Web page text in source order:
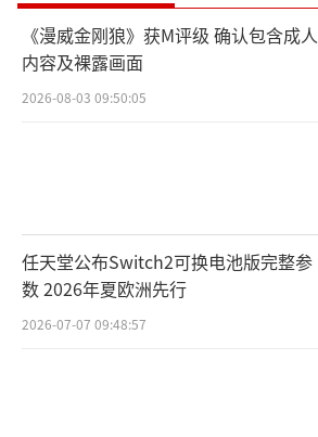
《漫威金刚狼》获M评级 确认包含成人
内容及裸露画面
2026-08-03 09:50:05
任天堂公布Switch2可换电池版完整参
数 2026年夏欧洲先行
2026-07-07 09:48:57